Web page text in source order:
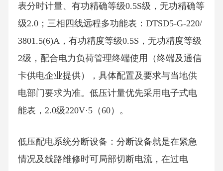
表分时计量、有功精确等级0.5S级，无功精确等
级2.0；三相四线远程多功能表：DTSD5-G-220/
3801.5(6)A，有功精度等级0.5S，无功精度等级
2级，配合电力负荷管理终端使用（终端及通信
卡供电企业提供），具体配置及要求与当地供
电部门要求为准。低压计量优先采用电子式电
能表，2.0级220V·5（60）。
低压配电系统分断设备：分断设备就是在紧急
情况及线路维修时可局部切断电流，在过电